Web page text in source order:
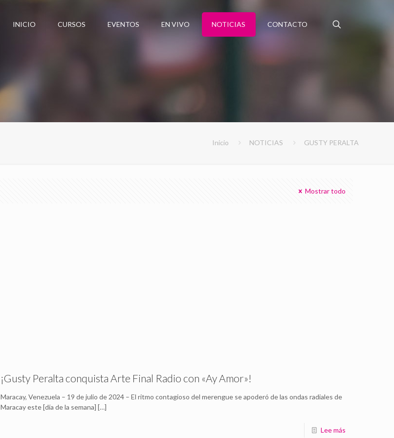
INICIO CURSOS EVENTOS EN VIVO NOTICIAS CONTACTO
Inicio NOTICIAS GUSTY PERALTA
Mostrar todo
¡Gusty Peralta conquista Arte Final Radio con «Ay Amor»!
Maracay, Venezuela – 19 de julio de 2024 – El ritmo contagioso del merengue se apoderó de las ondas radiales de
Maracay este [día de la semana] […]
Lee más